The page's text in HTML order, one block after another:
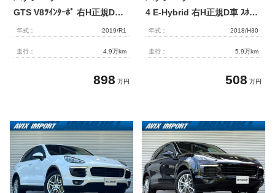
GTS V8ﾂｲﾝﾀｰﾎﾞ 右H正規D車 ﾊﾟﾉﾗﾐｯｸSR ｽﾎﾟｰﾂｸﾛﾉPKG 黒半革 全席ｼｰﾄﾋｰﾀｰ 18wayﾊﾟﾜｰｼｰﾄ PCMﾅﾋﾞ 全周ｶﾒﾗ＆PAS ACC LKA LCA PASMｴｱｻｽ ｽﾎﾟｰﾂｴｸﾞｿﾞｰｽﾄ BOSEｻｳﾝﾄﾞ ｺﾝﾌｫｰﾄA 赤ｷｬﾘﾊﾟｰ 純正20AW 禁煙
年式： 2019/R1
走行： 4.9万km
万円
898
4 E-Hybrid 右H正規D車 ｽﾎﾟｰﾂｸﾛﾉPKG ﾊﾟﾉﾗﾐｯｸR 黒革 ｼｰﾄﾋｰﾀｰ PCMﾅﾋﾞ 全周ｶﾒﾗ＆PAS ACC 電動Rｹﾞｰﾄ LEDﾏﾄﾘｸｽHL ｺﾝﾌｫｰﾄA PASMｴｱｻｽ ｱｼｯﾄﾞｸﾞﾘｰﾝｷｬﾘﾊﾟｰ 純正20AW 禁煙 1ｵｰﾅｰ
年式： 2018/H30
走行： 5.9万km
万円
508